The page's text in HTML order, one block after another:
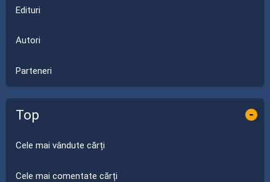
Edituri
Autori
Parteneri
Top -
Cele mai vândute cărți
Cele mai comentate cărți